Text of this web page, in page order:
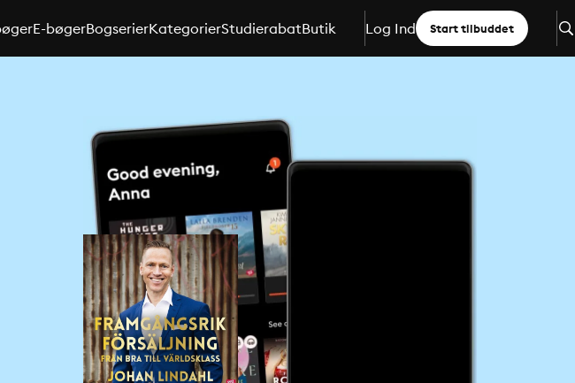
E-bøgerBogserierKategorierStudierabatButik Log Ind Start tilbuddet